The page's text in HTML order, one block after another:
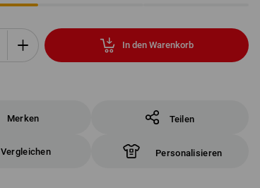
In den Warenkorb
Merken Teilen
Vergleichen Personalisieren